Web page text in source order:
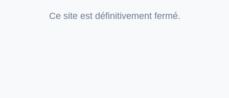
Ce site est définitivement fermé.